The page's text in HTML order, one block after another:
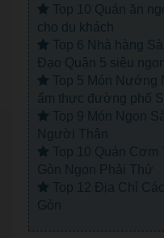
Top 10 Quán ăn
cho du khách
Top 6 Nhà hàng
Đạo Quận 5 siêu ngon
Top 5 Món Nướng
ẩm thực đường phố
Top 9 Món Ngon
Người Thân
Top 10 Quán Cơm
Gòn Ngon Phải Thử
Top 12 Địa Chỉ
Gòn